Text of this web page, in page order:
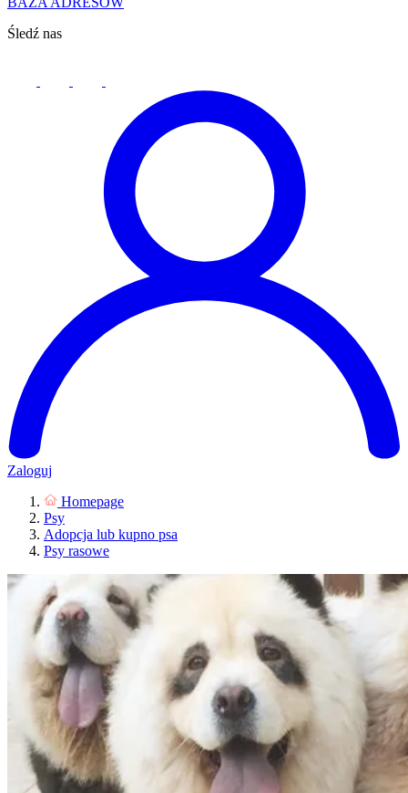
Śledź nas
Zaloguj
Homepage
Psy
Adopcja lub kupno psa
Psy rasowe